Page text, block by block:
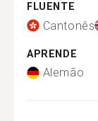
FLUENTE
Cantonês
APRENDE
Alemão